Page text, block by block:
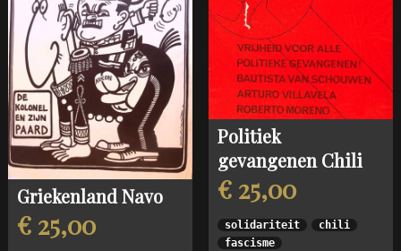
Politiek
gevangenen Chili
€ 25,00
solidariteit
chili
fascisme
Griekenland Navo
€ 25,00